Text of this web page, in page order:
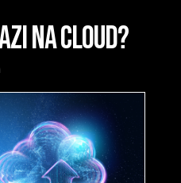
na cloud?